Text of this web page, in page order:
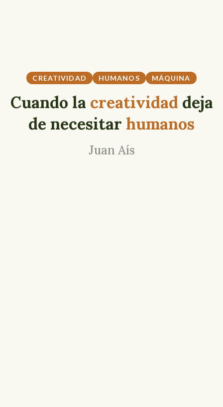
CREATIVIDAD HUMANOS MÁQUINA
Cuando la creatividad deja
de necesitar humanos
Juan Aís